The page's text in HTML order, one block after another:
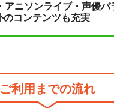
アニソンライブ・声優バ
のコンテンツも充実
ご利用までの流れ